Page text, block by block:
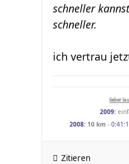
schneller
schneller.
ich vertrau
lieber
2009:
2008: 10 km -
Zitieren